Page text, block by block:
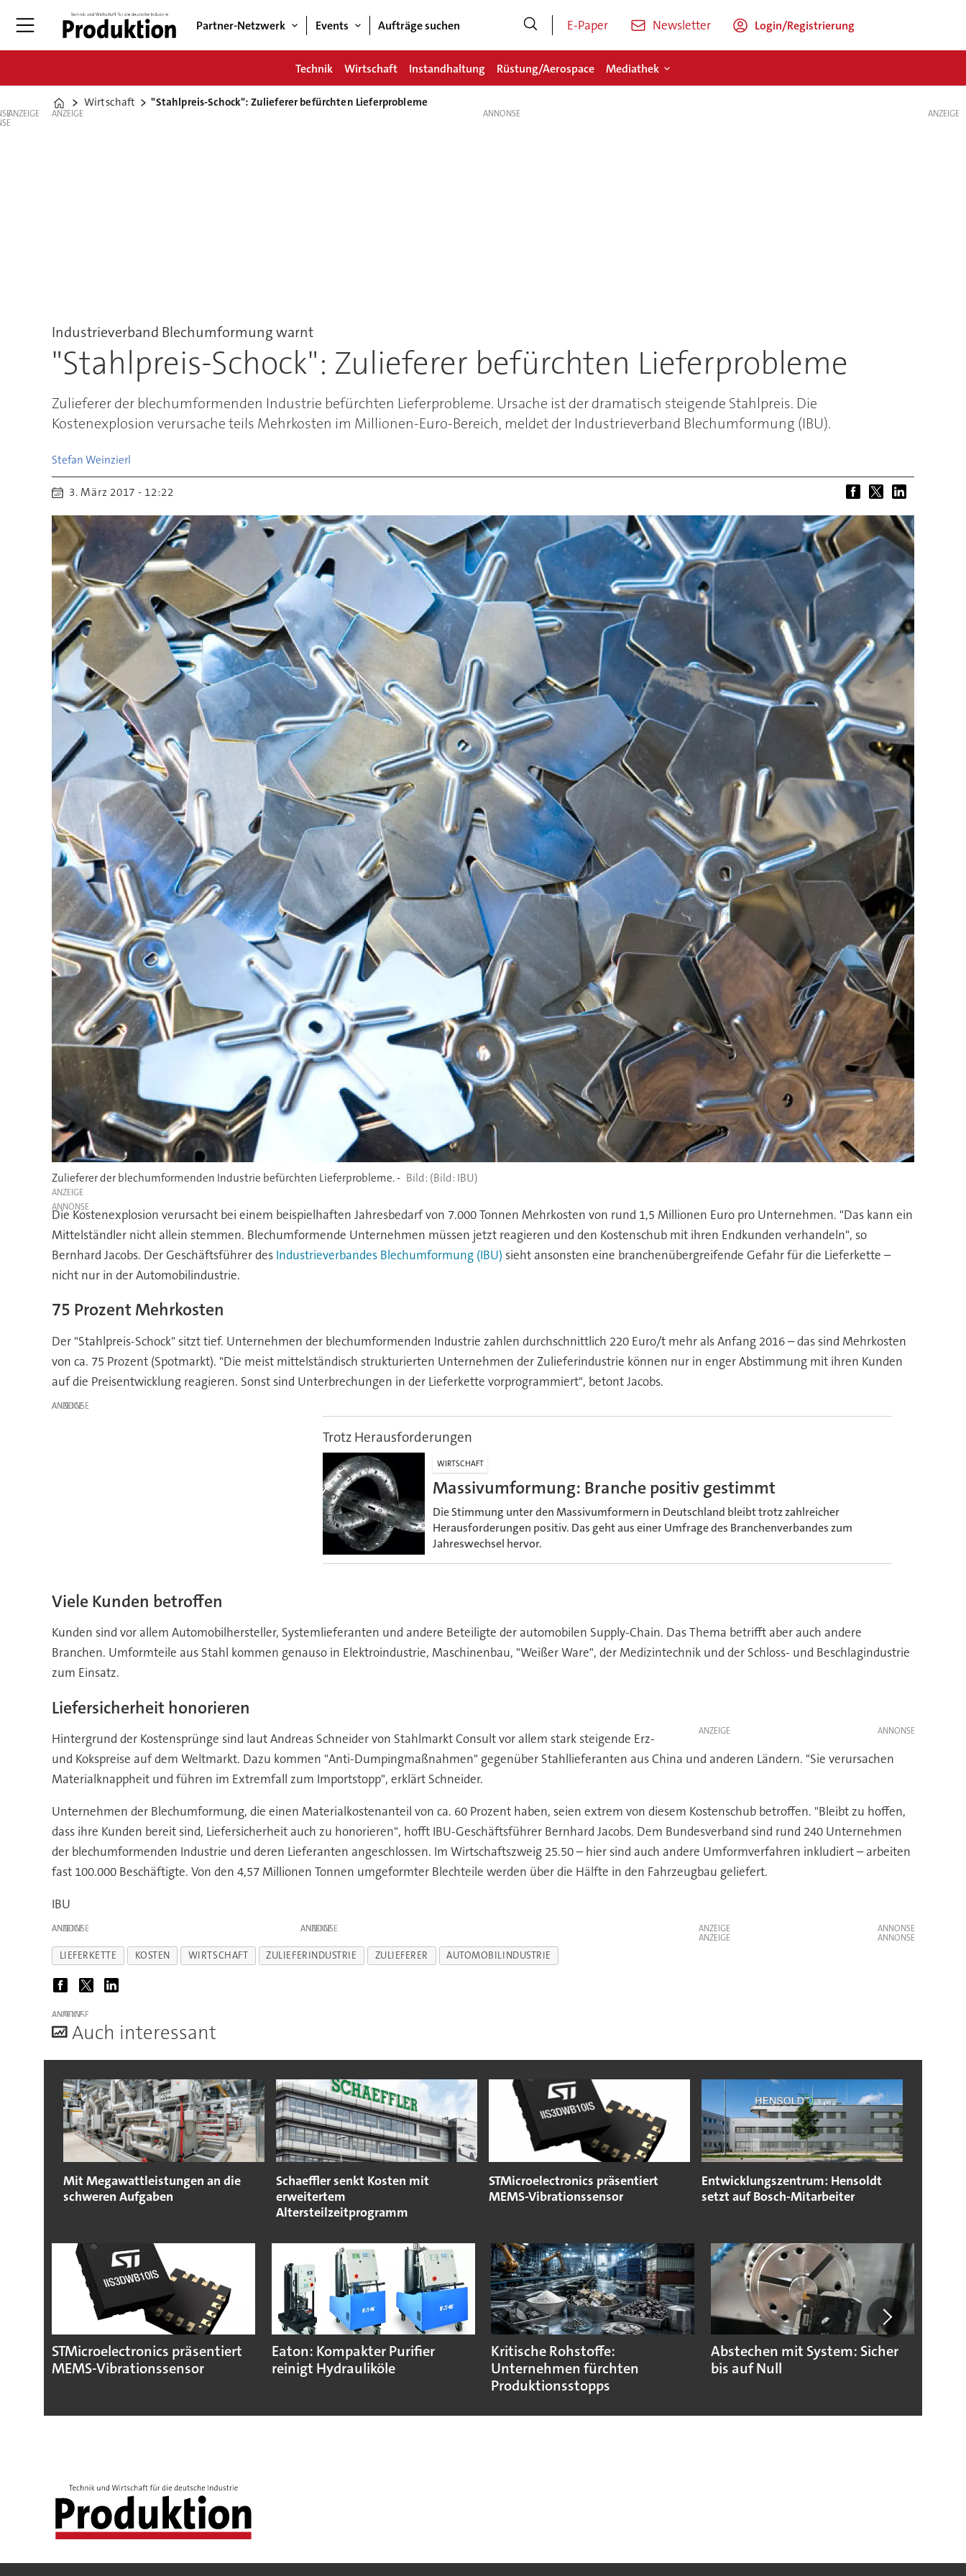
Partner-Netzwerk Events Aufträge suchen E-Paper Newsletter Login/Registrierung
Technik Wirtschaft Instandhaltung Rüstung/Aerospace Mediathek
Home
Wirtschaft "Stahlpreis-Schock": Zulieferer befürchten Lieferprobleme
ANZEIGE ANZEIGE
Industrieverband Blechumformung warnt
"Stahlpreis-Schock": Zulieferer befürchten Lieferprobleme
Zulieferer der blechumformenden Industrie befürchten Lieferprobleme. Ursache ist der dramatisch steigende Stahlpreis. Die
Kostenexplosion verursache teils Mehrkosten im Millionen-Euro-Bereich, meldet der Industrieverband Blechumformung (IBU).
Stefan Weinzierl
3. März 2017 - 12:22
Zulieferer der blechumformenden Industrie befürchten Lieferprobleme. - (Bild: IBU)
ANZEIGE
Die Kostenexplosion verursacht bei einem beispielhaften Jahresbedarf von 7.000 Tonnen Mehrkosten von rund 1,5 Millionen Euro pro Unternehmen. "Das kann ein
Mittelständler nicht allein stemmen. Blechumformende Unternehmen müssen jetzt reagieren und den Kostenschub mit ihren Endkunden verhandeln", so
Bernhard Jacobs. Der Geschäftsführer des Industrieverbandes Blechumformung (IBU) sieht ansonsten eine branchenübergreifende Gefahr für die Lieferkette –
nicht nur in der Automobilindustrie.
75 Prozent Mehrkosten
Der "Stahlpreis-Schock" sitzt tief. Unternehmen der blechumformenden Industrie zahlen durchschnittlich 220 Euro/t mehr als Anfang 2016 – das sind Mehrkosten
von ca. 75 Prozent (Spotmarkt). "Die meist mittelständisch strukturierten Unternehmen der Zulieferindustrie können nur in enger Abstimmung mit ihren Kunden
auf die Preisentwicklung reagieren. Sonst sind Unterbrechungen in der Lieferkette vorprogrammiert", betont Jacobs.
ANZEIGE
Trotz Herausforderungen
WIRTSCHAFT
Massivumformung: Branche positiv gestimmt
Die Stimmung unter den Massivumformern in Deutschland bleibt trotz zahlreicher
Herausforderungen positiv. Das geht aus einer Umfrage des Branchenverbandes zum
Jahreswechsel hervor.
Viele Kunden betroffen
Kunden sind vor allem Automobilhersteller, Systemlieferanten und andere Beteiligte der automobilen Supply-Chain. Das Thema betrifft aber auch andere
Branchen. Umformteile aus Stahl kommen genauso in Elektroindustrie, Maschinenbau, "Weißer Ware", der Medizintechnik und der Schloss- und Beschlagindustrie
zum Einsatz.
Liefersicherheit honorieren
ANZEIGE
Hintergrund der Kostensprünge sind laut Andreas Schneider von Stahlmarkt Consult vor allem stark steigende Erz-
und Kokspreise auf dem Weltmarkt. Dazu kommen "Anti-Dumpingmaßnahmen" gegenüber Stahllieferanten aus China und anderen Ländern. "Sie verursachen
Materialknappheit und führen im Extremfall zum Importstopp", erklärt Schneider.
Unternehmen der Blechumformung, die einen Materialkostenanteil von ca. 60 Prozent haben, seien extrem von diesem Kostenschub betroffen. "Bleibt zu hoffen,
dass ihre Kunden bereit sind, Liefersicherheit auch zu honorieren", hofft IBU-Geschäftsführer Bernhard Jacobs. Dem Bundesverband sind rund 240 Unternehmen
der blechumformenden Industrie und deren Lieferanten angeschlossen. Im Wirtschaftszweig 25.50 – hier sind auch andere Umformverfahren inkludiert – arbeiten
fast 100.000 Beschäftigte. Von den 4,57 Millionen Tonnen umgeformter Blechteile werden über die Hälfte in den Fahrzeugbau geliefert.
IBU
ANZEIGE ANZEIGE
ANZEIGE
ANZEIGE
LIEFERKETTE KOSTEN WIRTSCHAFT ZULIEFERINDUSTRIE ZULIEFERER AUTOMOBILINDUSTRIE
ANZEIGE
Auch interessant
Mit Megawattleistungen an die
schweren Aufgaben
Schaeffler senkt Kosten mit
erweitertem
Altersteilzeitprogramm
STMicroelectronics präsentiert
MEMS-Vibrationssensor
Entwicklungszentrum: Hensoldt
setzt auf Bosch-Mitarbeiter
STMicroelectronics präsentiert
MEMS-Vibrationssensor
Eaton: Kompakter Purifier
reinigt Hydrauliköle
Kritische Rohstoffe:
Unternehmen fürchten
Produktionsstopps
Abstechen mit System: Sicher
bis auf Null
ANZEIGE